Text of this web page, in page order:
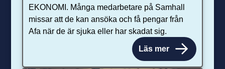
EKONOMI. Många medarbetare på Samhall
missar att de kan ansöka och få pengar från
Afa när de är sjuka eller har skadat sig.
Läs mer